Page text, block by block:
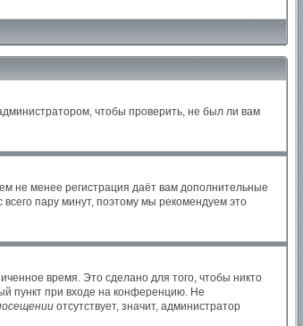
чтобы проверить, не был ли вам
не менее регистрация даёт вам дополнительные
пару минут, поэтому мы рекомендуем это
время. Это сделано для того, чтобы никто
пункт при входе на конференцию. Не
отсутствует, значит, администратор